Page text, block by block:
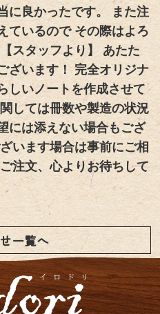
に良かったです。 また注
ているので その際はよろ
スタッフより】 あたた
ざいます！ 完全オリジナ
しいノートを作成させて
しては冊数や製造の状況
には添えない場合もござ
います場合は事前にご相
注文、心よりお待ちして
一覧へ